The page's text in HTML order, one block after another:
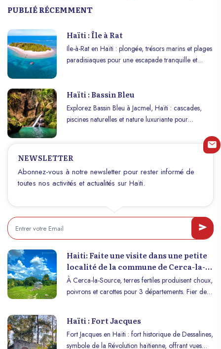
PUBLIÉ RÉCEMMENT
Haïti : Île à Rat
Ile-à-Rat en Haïti : plongée, trésors marins et plages
paradisiaques pour une escapade tranquille et
Haïti : Bassin Bleu
Explorez Bassin Bleu à Jacmel, Haïti : cascades,
piscines naturelles et nature luxuriante pour
NEWSLETTER
Abonnez-vous à notre newsletter pour rester informé de
toutes nos activités et actualités sur Haïti.
Haiti: Faite une visite dans une petite
localité de la commune de Cerca-la-
Source qui s’appelle Zabriko
À Cerca-la-Source, terres fertiles produisent choux,
poivrons et carottes pour 3 départements. Fier de
Haïti : Fort Jacques
Fort Jacques en Haïti : fort historique de Dessalines,
symbole de la Révolution haïtienne, offrant vues